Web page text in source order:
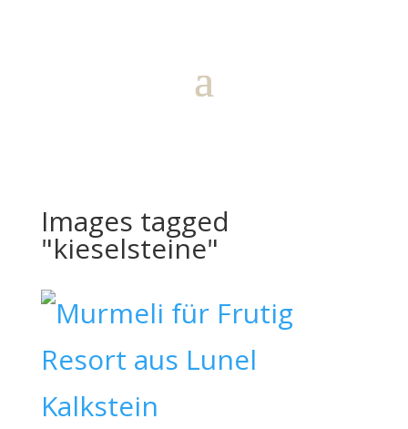
Images tagged
"kieselsteine"